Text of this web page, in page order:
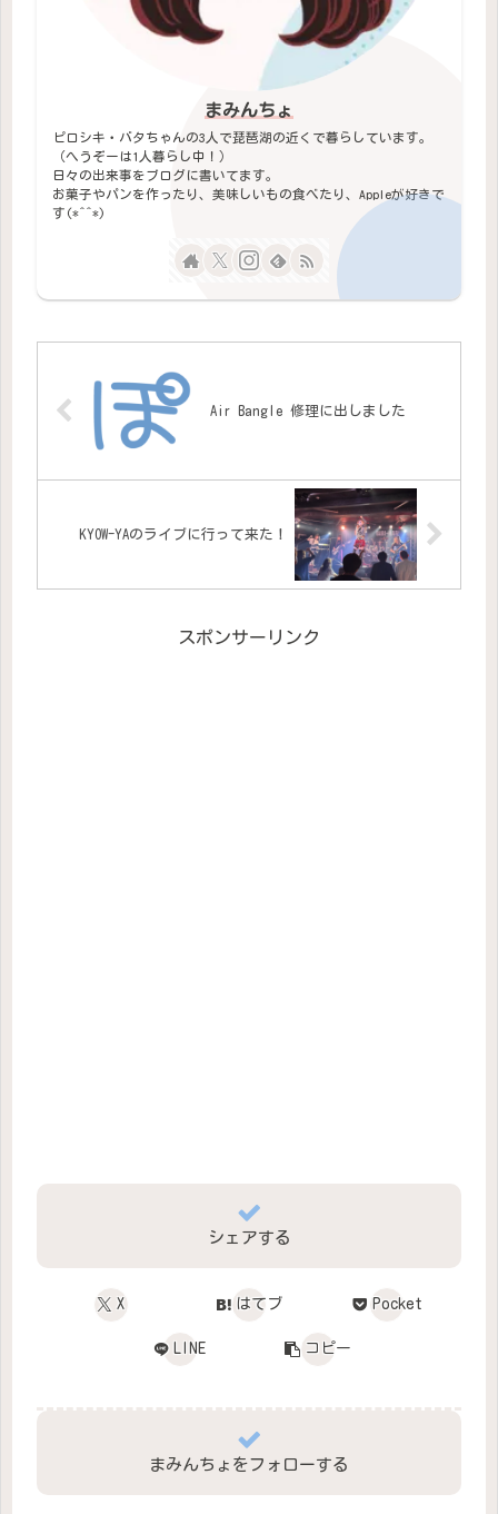
まみんちょ
ピロシキ・バタちゃんの3人で琵琶湖の近くで暮らしています。
（へうぞーは1人暮らし中！）
日々の出来事をブログに書いてます。
お菓子やパンを作ったり、美味しいもの食べたり、Appleが好きで
す(*^^*)
Air Bangle 修理に出しました
KYOW-YAのライブに行って来た！
スポンサーリンク
シェアする
X はてブ Pocket
LINE コピー
まみんちょをフォローする